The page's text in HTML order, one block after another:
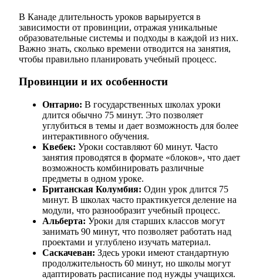
В Канаде длительность уроков варьируется в
зависимости от провинции, отражая уникальные
образовательные системы и подходы в каждой из них.
Важно знать, сколько времени отводится на занятия,
чтобы правильно планировать учебный процесс.
Провинции и их особенности
Онтарио: В государственных школах уроки
длится обычно 75 минут. Это позволяет
углубиться в темы и дает возможность для более
интерактивного обучения.
Квебек: Уроки составляют 60 минут. Часто
занятия проводятся в формате «блоков», что дает
возможность комбинировать различные
предметы в одном уроке.
Британская Колумбия: Один урок длится 75
минут. В школах часто практикуется деление на
модули, что разнообразит учебный процесс.
Альберта: Уроки для старших классов могут
занимать 90 минут, что позволяет работать над
проектами и углублено изучать материал.
Саскачеван: Здесь уроки имеют стандартную
продолжительность 60 минут, но школы могут
адаптировать расписание под нужды учащихся.